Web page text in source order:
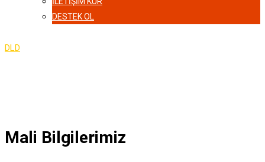
DESTEK OL
DLD
Mali Bilgilerimiz